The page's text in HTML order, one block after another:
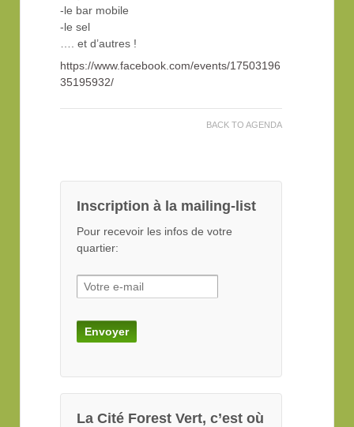
-le bar mobile
-le sel
…. et d’autres !
https://www.facebook.com/events/17503196
35195932/
BACK TO AGENDA
Inscription à la mailing-list
Pour recevoir les infos de votre
quartier:
La Cité Forest Vert, c’est où